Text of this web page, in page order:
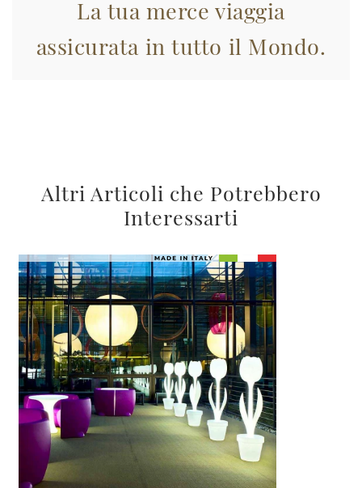
La tua merce viaggia
assicurata in tutto il Mondo.
Altri Articoli che Potrebbero
Interessarti